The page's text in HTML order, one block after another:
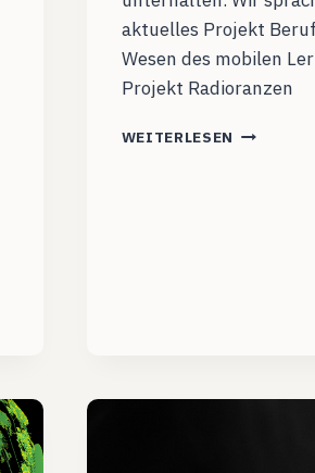
aktuelles Projekt
Wesen des mobilen
Projekt Radioranzen
WEITERLESEN DCB009